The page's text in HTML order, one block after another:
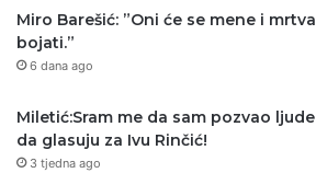
Miro Barešić: ”Oni će se mene i mrtva
bojati.”
6 dana ago
Miletić:Sram me da sam pozvao ljude
da glasuju za Ivu Rinčić!
3 tjedna ago